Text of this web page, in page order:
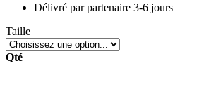
Délivré par partenaire 3-6 jours
Taille
Qté